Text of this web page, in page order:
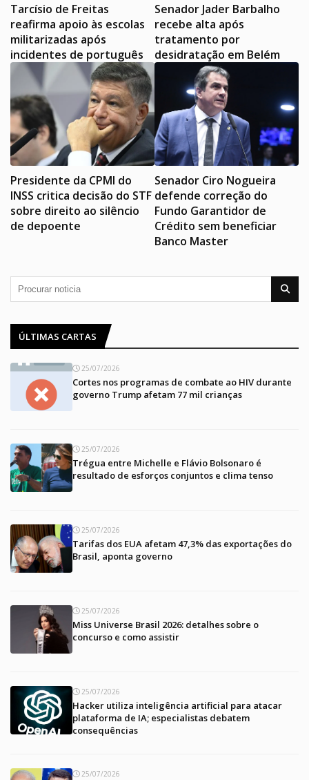
Tarcísio de Freitas
reafirma apoio às escolas
militarizadas após
incidentes de português
Senador Jader Barbalho
recebe alta após
tratamento por
desidratação em Belém
Presidente da CPMI do
INSS critica decisão do STF
sobre direito ao silêncio
de depoente
Senador Ciro Nogueira
defende correção do
Fundo Garantidor de
Crédito sem beneficiar
Banco Master
ÚLTIMAS CARTAS
25/07/2026
Cortes nos programas de combate ao HIV durante
governo Trump afetam 77 mil crianças
25/07/2026
Trégua entre Michelle e Flávio Bolsonaro é
resultado de esforços conjuntos e clima tenso
25/07/2026
Tarifas dos EUA afetam 47,3% das exportações do
Brasil, aponta governo
25/07/2026
Miss Universe Brasil 2026: detalhes sobre o
concurso e como assistir
25/07/2026
Hacker utiliza inteligência artificial para atacar
plataforma de IA; especialistas debatem
consequências
25/07/2026